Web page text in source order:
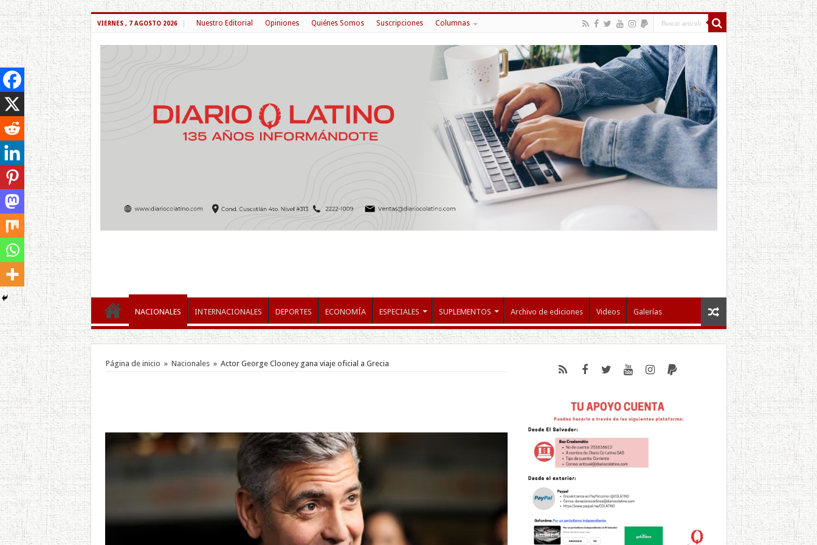
VIERNES , 7 AGOSTO 2026 Nuestro Editorial Opiniones Quiénes Somos Suscripciones Columnas
NACIONALES INTERNACIONALES DEPORTES ECONOMÍA ESPECIALES SUPLEMENTOS Archivo de ediciones Videos Galerías
Página de inicio » Nacionales » Actor George Clooney gana viaje oficial a Grecia